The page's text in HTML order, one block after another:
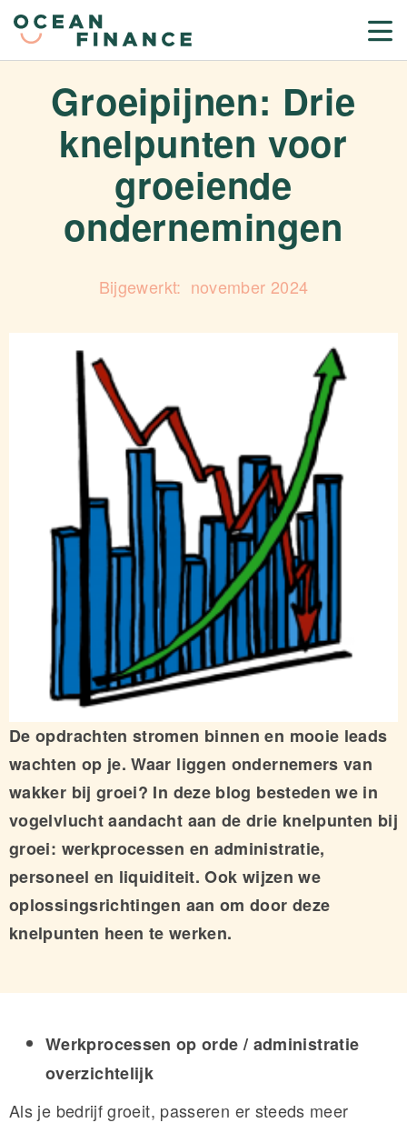
Groeipijnen: Drie
knelpunten voor
groeiende
ondernemingen
november 2024
De opdrachten stromen binnen en mooie leads
wachten op je. Waar liggen ondernemers van
wakker bij groei? In deze blog besteden we in
vogelvlucht aandacht aan de drie knelpunten bij
groei: werkprocessen en administratie,
personeel en liquiditeit. Ook wijzen we
oplossingsrichtingen aan om door deze
knelpunten heen te werken.
Werkprocessen op orde / administratie
overzichtelijk
Als je bedrijf groeit, passeren er steeds meer